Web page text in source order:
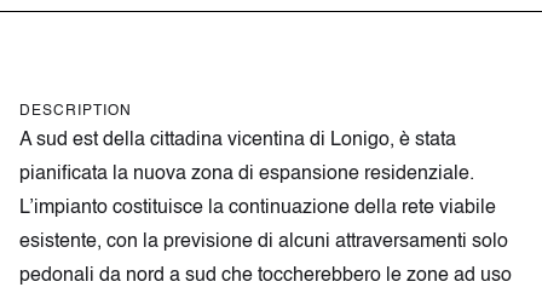
DESCRIPTION
A sud est della cittadina vicentina di Lonigo, è stata
pianificata la nuova zona di espansione residenziale.
L’impianto costituisce la continuazione della rete viabile
esistente, con la previsione di alcuni attraversamenti solo
pedonali da nord a sud che toccherebbero le zone ad uso